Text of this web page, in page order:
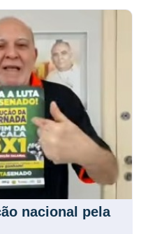
nacional pela